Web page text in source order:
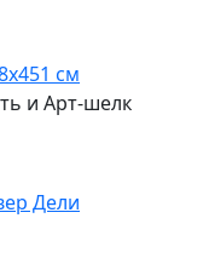
см
и Арт-шелк